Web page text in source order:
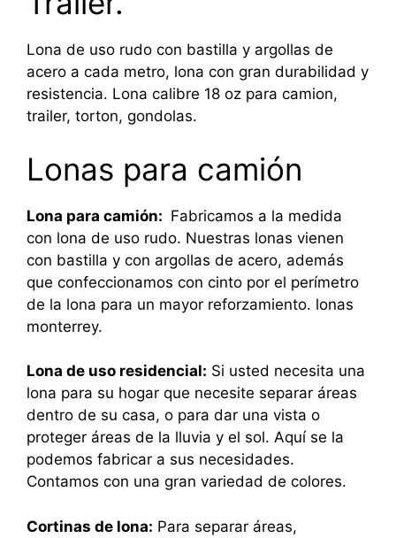
Lona de uso rudo con bastilla y argollas de
acero a cada metro, lona con gran durabilidad y
resistencia. Lona calibre 18 oz para camion,
trailer, torton, gondolas.
Lonas para camión
Lona para camión: Fabricamos a la medida
con lona de uso rudo. Nuestras lonas vienen
con bastilla y con argollas de acero, además
que confeccionamos con cinto por el perímetro
de la lona para un mayor reforzamiento. lonas
monterrey.
Lona de uso residencial: Si usted necesita una
lona para su hogar que necesite separar áreas
dentro de su casa, o para dar una vista o
proteger áreas de la lluvia y el sol. Aquí se la
podemos fabricar a sus necesidades.
Contamos con una gran variedad de colores.
Cortinas de lona: Para separar áreas,